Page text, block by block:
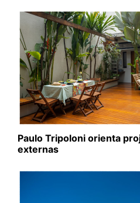
Paulo Tripoloni orienta
externas